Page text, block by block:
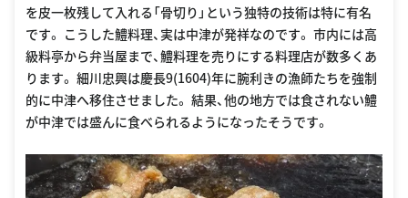
を皮一枚残して入れる「骨切り」という独特の技術は特に有名
です。 こうした鱧料理、実は中津が発祥なのです。 市内には高
級料亭から弁当屋まで、鱧料理を売りにする料理店が数多くあ
ります。 細川忠興は慶長9(1604)年に腕利きの漁師たちを強制
的に中津へ移住させました。 結果、他の地方では食されない鱧
が中津では盛んに食べられるようになったそうです。